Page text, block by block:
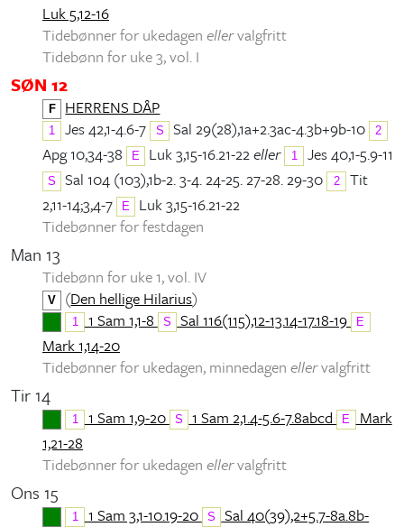
Luk 5,12-16
Tidebønner for ukedagen ellervalgfritt
Tidebønn for uke 3, vol. I
SØN 12
F HERRENS DÅP
1 Jes 42,1-4.6-7 S Sal 29(28),1a+2.3ac-4.3b+9b-10 2
Apg 10,34-38 E Luk 3,15-16.21-22eller 1 Jes 40,1-5.9-11
S Sal 104 (103),1b-2. 3-4. 24-25. 27-28. 29-30 2 Tit
2,11-14;3,4-7
E
Luk 3,15-16.21-22
Tidebønner for festdagen
Man 13
Tidebønn for uke 1, vol. IV
V (Den hellige Hilarius)
1 1 Sam 1,1-8 S Sal 116(115),12-13.14-17.18-19 E
Mark 1,14-20
Tidebønner for ukedagen, minnedagen ellervalgfritt
Tir 14
1 1 Sam 1,9-20 S 1 Sam 2,1.4-5.6-7.8abcd E Mark
1,21-28
Tidebønner for ukedagen ellervalgfritt
Ons 15
1 1 Sam 3,1-10.19-20 S
Sal 40(39),2+5.7-8a.8b-